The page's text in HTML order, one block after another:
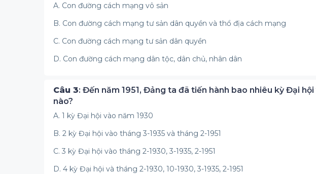
A. Con đường cách mạng vô sản
B. Con đường cách mạng tư sản dân quyền và thổ địa cách mạng
C. Con đường cách mạng tư sản dân quyền
D. Con đường cách mạng dân tộc, dân chủ, nhân dân
Câu 3: Đến năm 1951, Đảng ta đã tiến hành bao nhiêu kỳ Đại
nào?
A. 1 kỳ Đại hội vào năm 1930
B. 2 kỳ Đại hội vào tháng 3-1935 và tháng 2-1951
C. 3 kỳ Đại hội vào tháng 2-1930, 3-1935, 2-1951
D. 4 kỳ Đại hội và tháng 2-1930, 10-1930, 3-1935, 2-1951